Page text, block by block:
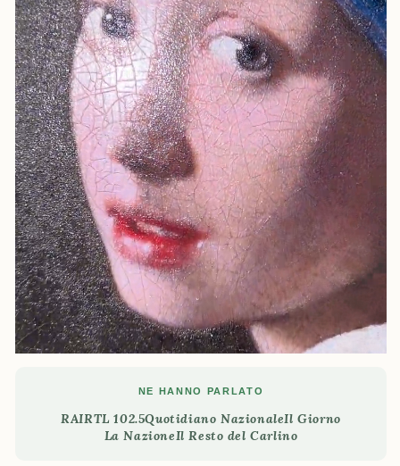
NE HANNO PARLATO
RAIRTL 102.5Quotidiano NazionaleIl Giorno
La NazioneIl Resto del Carlino